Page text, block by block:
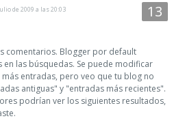
de 2009 a las 20:03
comentarios. Blogger por default
en las búsquedas. Se puede modificar
entradas, pero veo que tu blog no
antiguas" y "entradas más recientes".
podrían ver los siguientes resultados,